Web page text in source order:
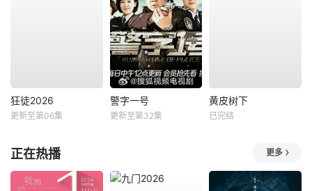
狂徒2026
更新至第06集
警字一号
更新至第32集
黄皮树下
已完结
正在热播 更多